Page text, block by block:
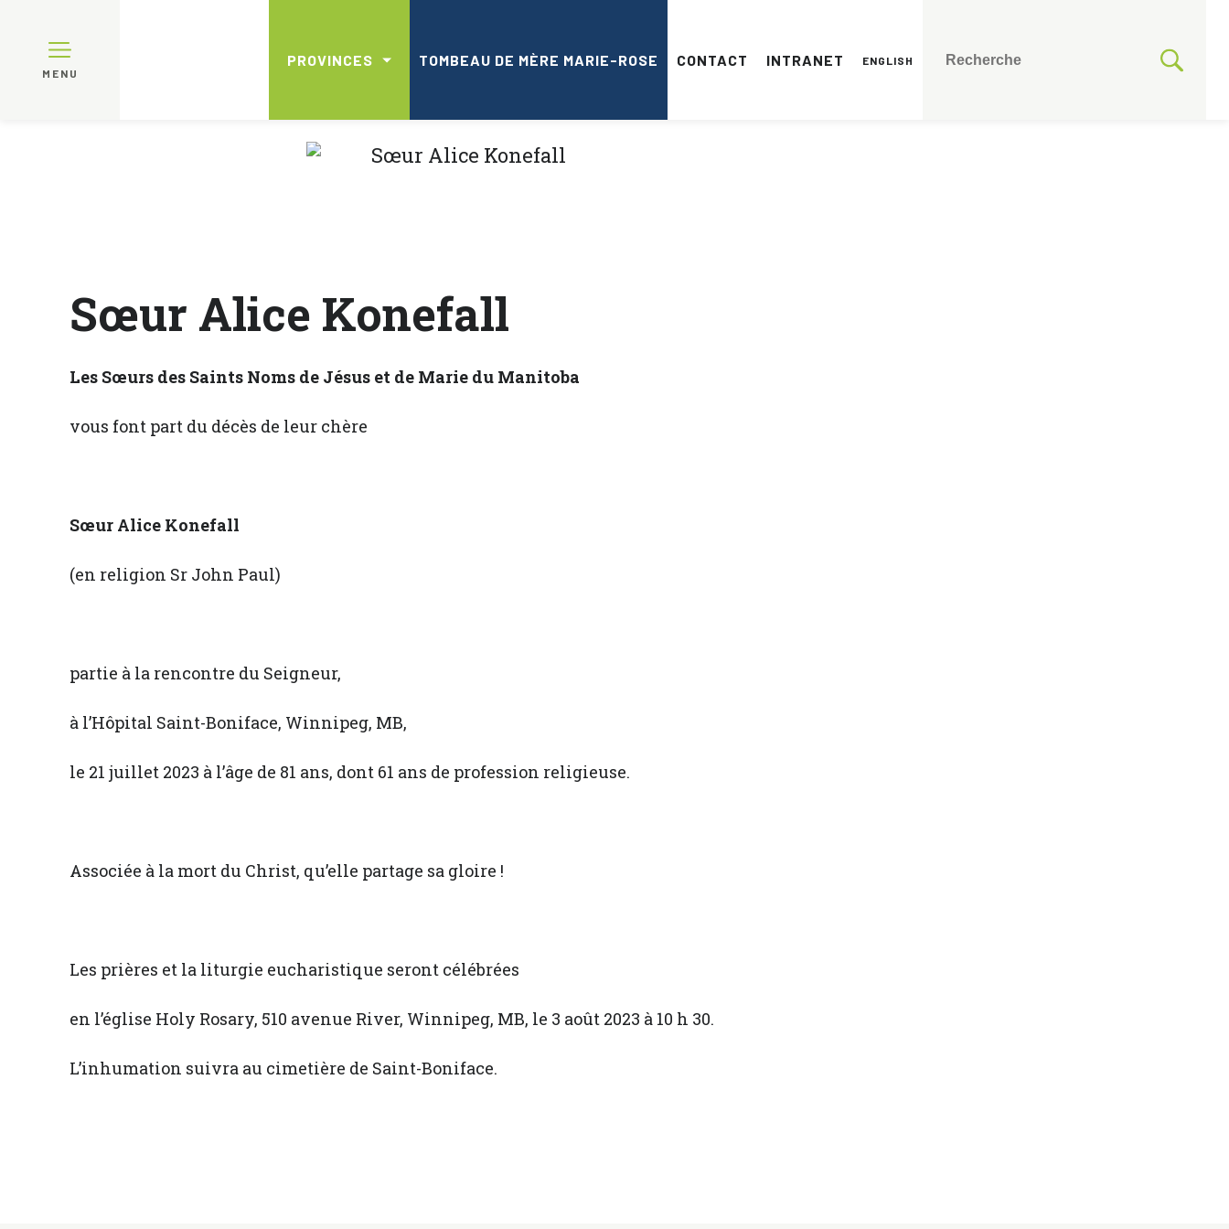
MENU
PROVINCES TOMBEAU DE MÈRE MARIE-ROSE CONTACT INTRANET ENGLISH
Sœur Alice Konefall
Les Sœurs des Saints Noms de Jésus et de Marie du Manitoba
vous font part du décès de leur chère
Sœur Alice Konefall
(en religion Sr John Paul)
partie à la rencontre du Seigneur,
à l’Hôpital Saint-Boniface, Winnipeg, MB,
le 21 juillet 2023 à l’âge de 81 ans, dont 61 ans de profession religieuse.
Associée à la mort du Christ, qu’elle partage sa gloire !
Les prières et la liturgie eucharistique seront célébrées
en l’église Holy Rosary, 510 avenue River, Winnipeg, MB, le 3 août 2023 à 10 h 30.
L’inhumation suivra au cimetière de Saint-Boniface.